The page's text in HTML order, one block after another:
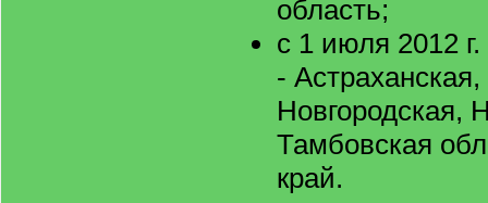
область;
с 1 июля 2012
- Астраханская,
Новгородская,
Тамбовская
край.